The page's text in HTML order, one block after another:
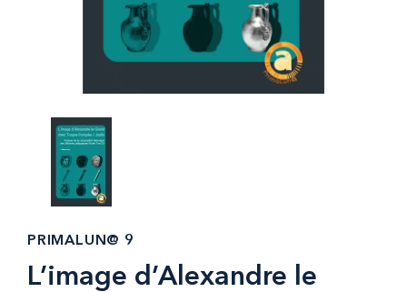
PRIMALUN@ 9
L’image d’Alexandre le